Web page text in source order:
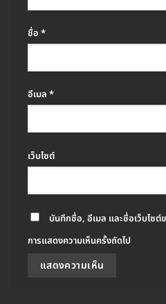
ชื่อ *
อีเมล *
เว็บไซต์
บันทึกชื่อ, อีเมล และชื่อเว็บไซต์
การแสดงความเห็นครั้งถัดไป